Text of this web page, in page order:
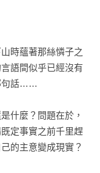
時蘊著那絲憐子之
語間似乎已經沒有
句話……
什麼？問題在於，
定事實之前千里趕
的主意變成現實？